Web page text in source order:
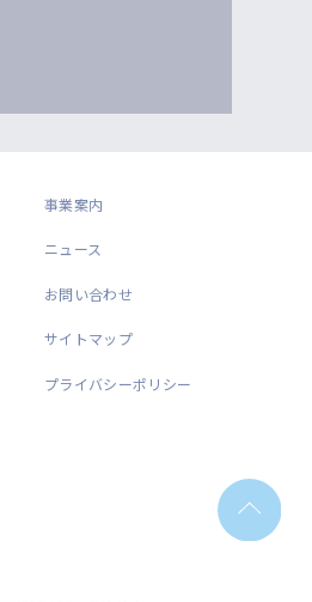
事業案内
ニュース
お問い合わせ
サイトマップ
プライバシーポリシー